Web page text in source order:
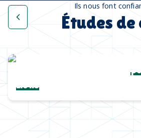
Ils nous font
Études de
Une collection complète
Lions